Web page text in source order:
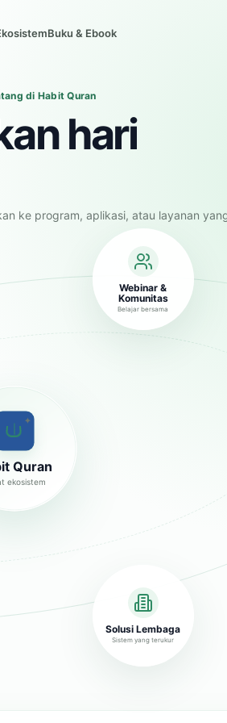
Buku & Ebook
di Habit Quran
hari
ke program, aplikasi, atau layanan
✦
Quran
ekosistem
Solusi Lembaga
Sistem yang terukur
Webinar &
Komunitas
Belajar bersama